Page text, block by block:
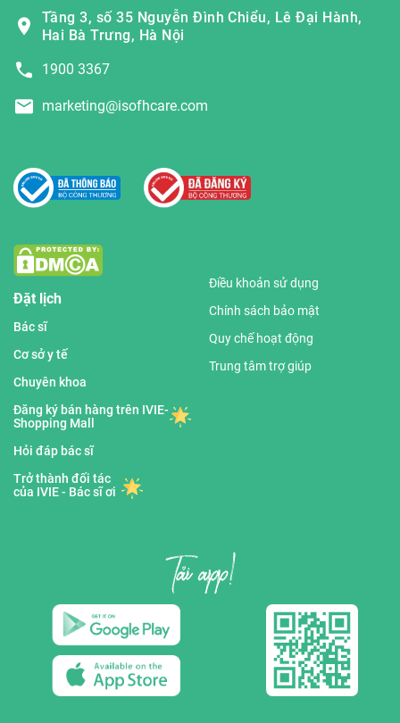
Tầng 3, số 35 Nguyễn Đình Chiểu, Lê Đại Hành,
Hai Bà Trưng, Hà Nội
1900 3367
marketing@isofhcare.com
Đặt lịch
Bác sĩ
Cơ sở y tế
Chuyên khoa
Đăng ký bán hàng trên IVIE-
Shopping Mall
Hỏi đáp bác sĩ
Trở thành đối tác
của IVIE - Bác sĩ ơi
Điều khoản sử dụng
Chính sách bảo mật
Quy chế hoạt động
Trung tâm trợ giúp